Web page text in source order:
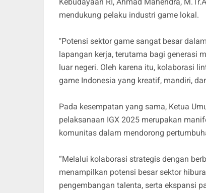
mendukung pelaku industri game lokal.
"Potensi sektor game sangat besar
lapangan kerja, terutama bagi generasi
luar negeri. Oleh karena itu, kolaborasi
game Indonesia yang kreatif, mandiri,
Pada kesempatan yang sama, Ketua
pelaksanaan IGX 2025 merupakan
komunitas dalam mendorong
“Melalui kolaborasi strategis dengan
menampilkan potensi besar sektor
pengembangan talenta, serta ekspansi